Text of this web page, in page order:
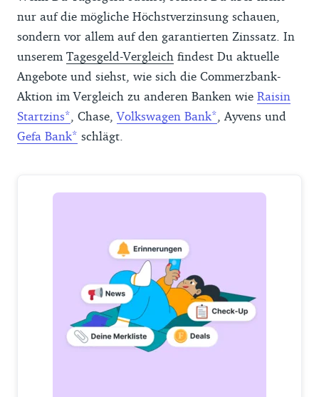
nur auf die mögliche Höchstverzinsung schauen,
sondern vor allem auf den garantierten Zinssatz. In
unserem Tagesgeld-Vergleich findest Du aktuelle
Angebote und siehst, wie sich die Commerzbank-
Aktion im Vergleich zu anderen Banken wie Raisin
Startzins , Chase,Volkswagen Bank , Ayvens und
Gefa Bank
schlägt.